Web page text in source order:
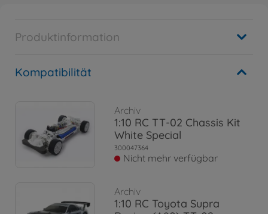
Produktinformation
Kompatibilität
Archiv
1:10 RC TT-02 Chassis Kit
White Special
300047364
Nicht mehr verfügbar
Archiv
1:10 RC Toyota Supra